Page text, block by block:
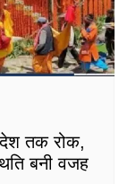
तक रोक,
बनी वजह